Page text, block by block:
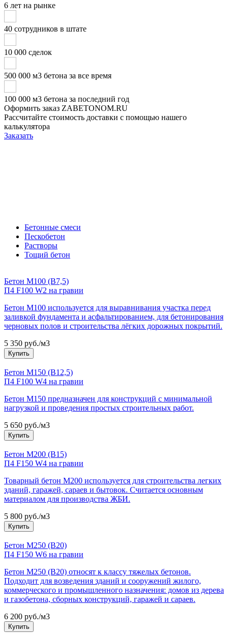
6 лет на рынке
40 сотрудников в штате
10 000 сделок
500 000 м3 бетона за все время
100 000 м3 бетона за последний год
Оформить заказ ZABETONOM.RU
Рассчитайте стоимость доставки с помощью нашего
калькулятора
Заказать
Бетонные смеси
Пескобетон
Растворы
Тощий бетон
Бетон М100 (В7,5)
П4 F100 W2 на гравии
Бетон М100 используется для выравнивания участка перед
заливкой фундамента и асфальтированием, для бетонирования
черновых полов и строительства лёгких дорожных покрытий.
5 350 руб./м3
Купить
Бетон М150 (В12,5)
П4 F100 W4 на гравии
Бетон М150 предназначен для конструкций с минимальной
нагрузкой и проведения простых строительных работ.
5 650 руб./м3
Купить
Бетон М200 (В15)
П4 F150 W4 на гравии
Товарный бетон М200 используется для строительства легких
зданий, гаражей, сараев и бытовок. Считается основным
материалом для производства ЖБИ.
5 800 руб./м3
Купить
Бетон М250 (В20)
П4 F150 W6 на гравии
Бетон М250 (В20) относят к классу тяжелых бетонов.
Подходит для возведения зданий и сооружений жилого,
коммерческого и промышленного назначения: домов из дерева
и газобетона, сборных конструкций, гаражей и сараев.
6 200 руб./м3
Купить